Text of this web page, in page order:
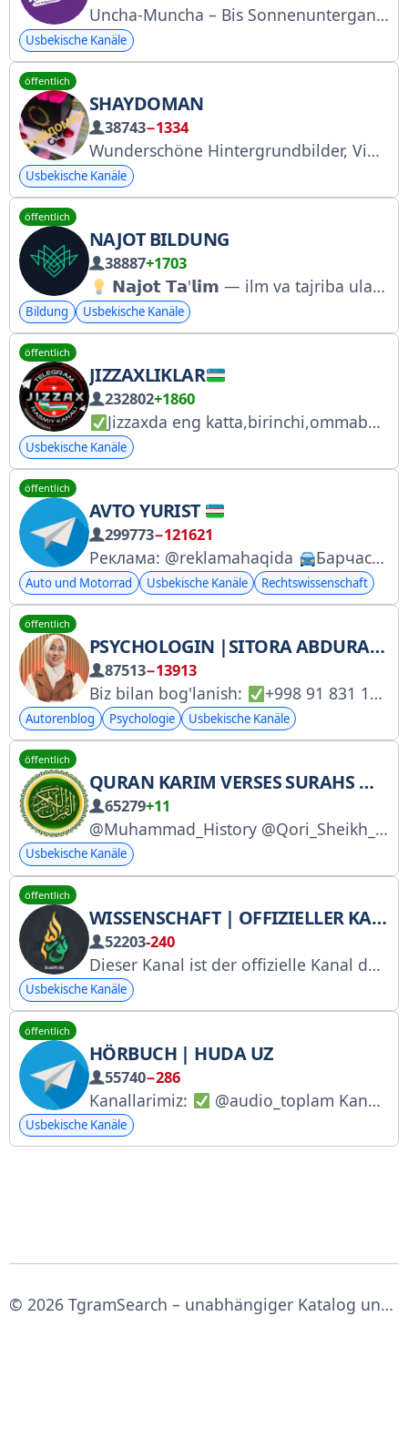
Uncha-Muncha – Bis Sonnenuntergang … Für Videos und andere Themen: @UM24_7BOT Für Werbung: @newline24
Usbekische Kanäle
öffentlich
SHAYDOMAN
38743−1334
Wunderschöne Hintergrundbilder, Videos, Statusmeldungen, tolle Bilder. Glückwunsch an die Profil-Admins 1 (@ZamzamaS) und 2 (@shaydo50). Der Admin erstellt keine Bilder und Videos.
Usbekische Kanäle
öffentlich
NAJOT BILDUNG
38887+1703
𝗡𝗮𝗷𝗼𝘁 𝗧𝗮'𝗹𝗶𝗺 — ilm va tajriba ulashamiz! Dasturlash | Dizayn | Marketing 12000+ bitiruvchi Bitiruvchilar 75%-85% ishli 2023-yilda "Eng yaxshi AyTi markaz"
Bildung Usbekische Kanäle
öffentlich
JIZZAXLIKLAR
232802+1860
Jizzaxda eng katta,birinchi,ommabop va yagona rasmiy kanal Tezkor xabarlar, Yangi videolar. Reklama pullik
Usbekische Kanäle
öffentlich
AVTO YURIST
299773−121621
Реклама: @reklamahaqida Барчаси автомобил ҳақида. @AvtoTestchi_Bot Канал 0003337171-сонли гувоҳнома асосида фаолият юритади
Auto und Motorrad Usbekische Kanäle Rechtswissenschaft
öffentlich
PSYCHOLOGIN |SITORA ABDURAKHMONOVA
87513−13913
Biz bilan bog'lanish: +998 91 831 17 66
Autorenblog Psychologie Usbekische Kanäle
öffentlich
QURAN KARIM VERSES SURAHS MP3
65279+11
@Muhammad_History @Qori_Sheikh_Alijon @ilmnuri_kanall @Hilol_Tavsiri @Shaytan_Askarlar @QURANkanali @Matni_Suralar @QURAN_Tarjimasi_MP3 @Muallimsoni_Uz @NomozQoydalar @Muslima_Nashida @Muhammad_Allah's_Habibi @MaruzalarUz_Mp3
Usbekische Kanäle
öffentlich
WISSENSCHAFT | OFFIZIELLER KANAL
52203-240
Dieser Kanal ist der offizielle Kanal der Webseite ilmnuri.net. YouTube: https://www.youtube.com/ilmnuriofficial. Vollständige Tutorials: @ilmnuriBot Ilmnuri | Abdullah Domla Tutorials | Abdullah Domla
Usbekische Kanäle
öffentlich
HÖRBUCH | HUDA UZ
55740−286
Kanallarimiz: @audio_toplam Kanalimiz boti:
Usbekische Kanäle
© 2026 TgramSearch – unabhängiger Katalog und Suche für Telegram‑Kanäle.